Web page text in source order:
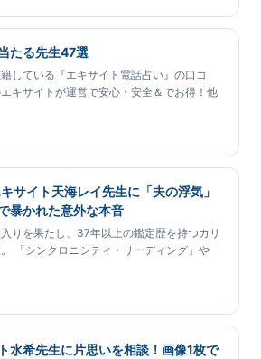
たる先生47選
している『エキサイト電話占い』の口コ
キサイトが運営で安心・安全＆でお得！他
サイト天海レイ先生に「夫の浮気」
暴かれた意外な本音
りを果たし、37年以上の鑑定歴を持つカリ
「シンクロニシティ・リーディング」や
水希先生に片思いを相談！画像1枚で